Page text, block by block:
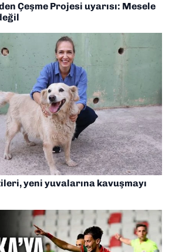
Çeşme Projesi uyarısı: Mesele
yeni yuvalarına kavuşmayı